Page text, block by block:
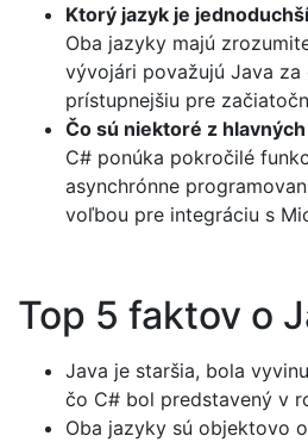
Ktorý jazyk je
Oba jazyky majú
vývojári považujú Java za
prístupnejšiu pre
Čo sú niektoré z
C# ponúka pokročilé
asynchrónne
voľbou pre integráciu s
Top 5 faktov o
Java je staršia, bola
čo C# bol predstavený v
Oba jazyky sú objektovo